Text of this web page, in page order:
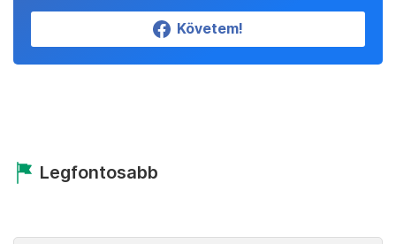
megbízható forrásnak!
Beállítom
Kövess minket Facebookon is!